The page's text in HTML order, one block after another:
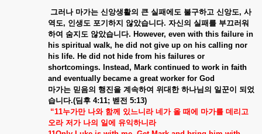
그러나 마가는 신앙생활의 큰 실패에도 불구하고 신앙도, 사
역도, 인생도 포기하지 않았습니다. 자신의 실패를 부끄러워
하여 숨지도 않았습니다. However, even with this failure in
his spiritual walk, he did not give up on his calling nor
his life. He did not hide from his failures or
shortcomings. Instead, Mark continued to work in faith
and eventually became a great worker for God
마가는 믿음의 행진을 계속하여 위대한 하나님의 일꾼이
되었
습니다.(딤후 4:11; 벧전 5:13)
“11누가만 나와 함께 있느니라 네가 올 때에 마가를 데리고
오라 저가 나의 일에 유익하니라